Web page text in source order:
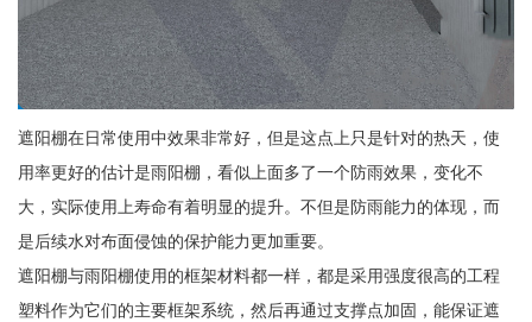
遮阳棚在日常使用中效果非常好，但是这点上只是针对的热天，使
用率更好的估计是雨阳棚，看似上面多了一个防雨效果，变化不
大，实际使用上寿命有着明显的提升。不但是防雨能力的体现，而
是后续水对布面侵蚀的保护能力更加重要。
遮阳棚与雨阳棚使用的框架材料都一样，都是采用强度很高的工程
塑料作为它们的主要框架系统，然后再通过支撑点加固，能保证遮